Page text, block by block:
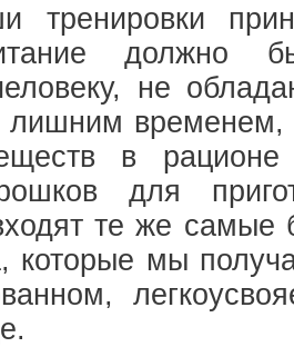
тренировки
должно
не
временем,
в
для
те же самые
которые мы